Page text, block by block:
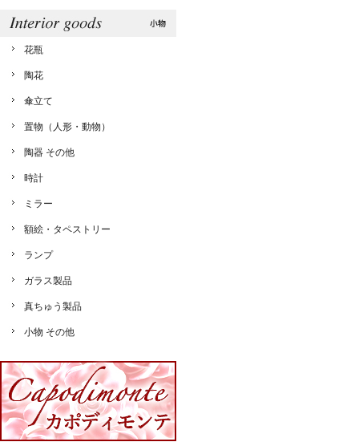
花瓶
陶花
傘立て
置物（人形・動物）
陶器 その他
時計
ミラー
額絵・タペストリー
ランプ
ガラス製品
真ちゅう製品
小物 その他